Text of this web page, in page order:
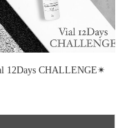
12Days CHALLENGE✴︎